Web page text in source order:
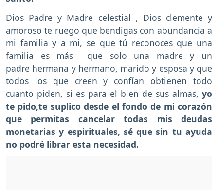
Dios Padre y Madre celestial , Dios clemente y
amoroso te ruego que bendigas con abundancia a
mi familia y a mi, se que tú reconoces que una
familia es más que solo una madre y un
padre hermana y hermano, marido y esposa y que
todos los que creen y confían obtienen todo
cuanto piden, si es para el bien de sus almas, yo
te pido,te suplico desde el fondo de mi corazón
que permitas cancelar todas mis deudas
monetarias y espirituales, sé que sin tu ayuda
no podré librar esta necesidad.